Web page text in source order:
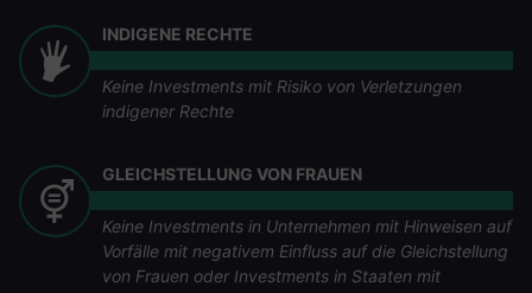
INDIGENE RECHTE
Keine Investments mit Risiko von Verletzungen
indigener Rechte
GLEICHSTELLUNG VON FRAUEN
Keine Investments in Unternehmen mit Hinweisen auf
Vorfälle mit negativem Einfluss auf die Gleichstellung
von Frauen oder Investments in Staaten mit